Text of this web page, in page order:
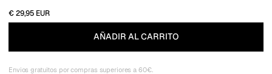
€ 29,95 EUR
Envios gratuitos por compras superiores a 60€.